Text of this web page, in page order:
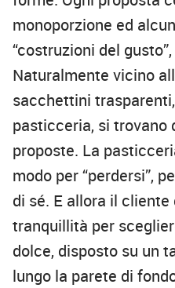
monoporzione ed
“costruzioni del
Naturalmente vicino
sacchettini
pasticceria, si trovano
proposte. La
modo per “perdersi”,
di sé. E allora il
tranquillità per
dolce, disposto su un
lungo la parete di